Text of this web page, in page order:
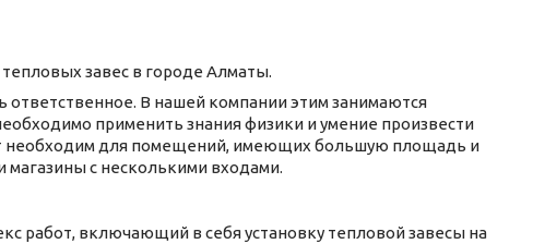
завес в городе Алматы.
В нашей компании этим занимаются
применить знания физики и умение произвести
необходим для помещений, имеющих большую площадь и
с несколькими входами.
работ, включающий в себя установку тепловой завесы на